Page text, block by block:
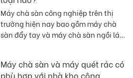
Máy chà sàn công nghiệp trên thị
trường hiện nay bao gồm máy chà
sàn đẩy tay và máy chà sàn ngồi lái,
cần vệ sinh có thể chọn một máy
Máy chà sàn và máy quét rác có
phù hợp với nhà kho công